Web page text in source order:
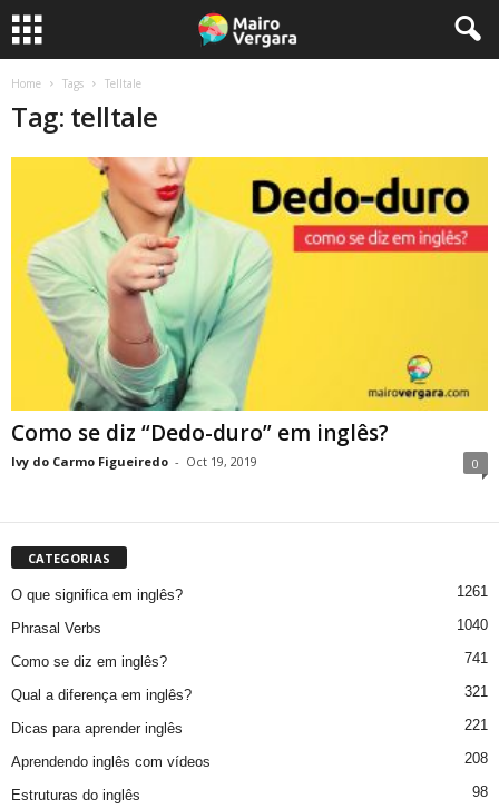
Home Tags Telltale
Tag: telltale
Como se diz “Dedo-duro” em inglês?
Ivy do Carmo Figueiredo - Oct 19, 2019 0
CATEGORIAS
O que significa em inglês? 1261
Phrasal Verbs 1040
Como se diz em inglês? 741
Qual a diferença em inglês? 321
Dicas para aprender inglês 221
Aprendendo inglês com vídeos 208
Estruturas do inglês 98